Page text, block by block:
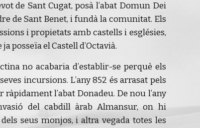
de Sant Cugat, posà l’abat Domun Dei
de Sant Benet, i fundà la comunitat. Els
i propietats amb castells i esglésies,
posseïa el Castell d’Octavià.
no acabaria d’establir-se perquè els
incursions. L’any 852 és arrasat pels
l’abat Donadeu. De nou l’any
del cabdill àrab Almansur, on hi
seus monjos, i altra vegada totes les